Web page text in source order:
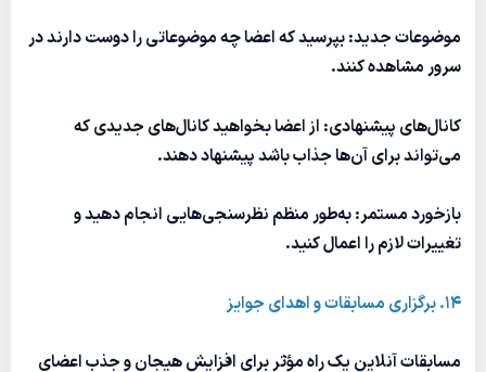
موضوعات جدید: بپرسید که اعضا چه موضوعاتی را دوست دارند در
سرور مشاهده کنند.
کانال‌های پیشنهادی: از اعضا بخواهید کانال‌های جدیدی که
می‌تواند برای آن‌ها جذاب باشد پیشنهاد دهند.
بازخورد مستمر: به‌طور منظم نظرسنجی‌هایی انجام دهید و
تغییرات لازم را اعمال کنید.
14. برگزاری مسابقات و اهدای جوایز
مسابقات آنلاین یک راه مؤثر برای افزایش هیجان و جذب اعضای